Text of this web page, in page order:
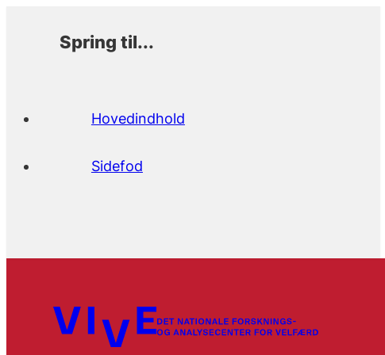
Spring til...
Hovedindhold
Sidefod